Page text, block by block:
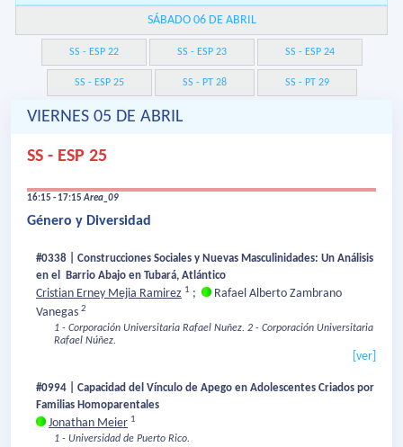
SÁBADO 06 DE ABRIL
SS - ESP 22 SS - ESP 23 SS - ESP 24
SS - ESP 25 SS - PT 28 SS - PT 29
VIERNES 05 DE ABRIL
SS - ESP 25
16:15 - 17:15Area_09
Género y Diversidad
#0338 | Construcciones Sociales y Nuevas Masculinidades: Un Análisis
en el Barrio Abajo en Tubará, Atlántico
Cristian Erney Mejia Ramirez 1 ;
Rafael Alberto Zambrano
Vanegas 2
1 - Corporación Universitaria Rafael Nuñez. 2 - Corporación Universitaria
Rafael Núñez.
[ver]
#0994 | Capacidad del Vínculo de Apego en Adolescentes Criados por
Familias Homoparentales
Jonathan Meier 1
1 - Universidad de Puerto Rico.